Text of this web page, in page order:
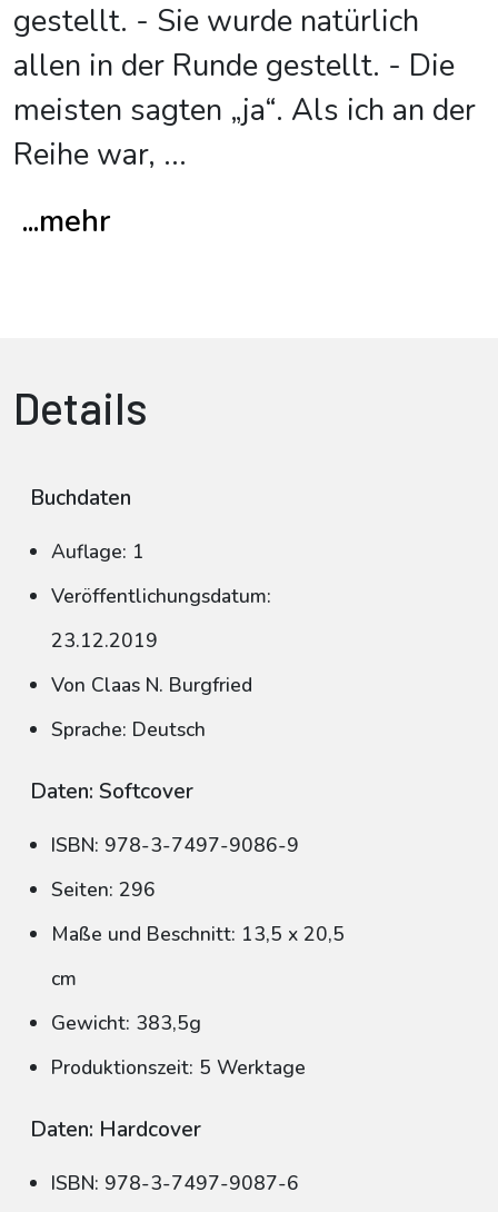
gestellt. - Sie wurde natürlich
allen in der Runde gestellt. - Die
meisten sagten „ja“. Als ich an der
Reihe war, ...
...mehr
Details
Buchdaten
Auflage: 1
Veröffentlichungsdatum:
23.12.2019
Von Claas N. Burgfried
Sprache: Deutsch
Daten: Softcover
ISBN: 978-3-7497-9086-9
Seiten: 296
Maße und Beschnitt: 13,5 x 20,5
cm
Gewicht: 383,5g
Produktionszeit: 5 Werktage
Daten: Hardcover
ISBN: 978-3-7497-9087-6